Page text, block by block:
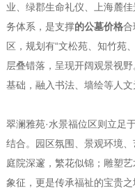
业、绿郡生命礼仪、上海麓
务体系，是支撑的公墓价格合
区，规划有“文松苑、知竹苑
层叠错落，呈现开阔观景视
基础，融入书法、墙绘等人文
翠澜雅苑·水景福位区则立足
结合。园区氛围、景观环境
庭院深邃，繁花似锦；雕塑
象征，更是传承福祉的宝贵